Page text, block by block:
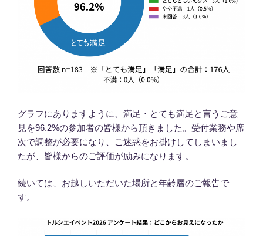
グラフにありますように、満足・とても満足と言うご意
見を96.2%の参加者の皆様から頂きました。受付業務や席
次で調整が必要になり、ご迷惑をお掛けしてしまいまし
たが、皆様からのご評価が励みになります。
続いては、お越しいただいた場所と年齢層のご報告で
す。